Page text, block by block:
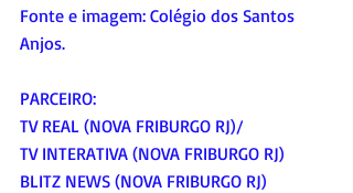
Fonte e imagem: Colégio dos Santos
Anjos.
PARCEIRO:
TV REAL (NOVA FRIBURGO RJ)/
TV INTERATIVA (NOVA FRIBURGO RJ)
BLITZ NEWS (NOVA FRIBURGO RJ)